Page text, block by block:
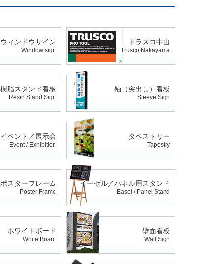
ウィンドウサイン
Window sign
トラスコ中山
Trusco Nakayama
樹脂スタンド看板
Resin Stand Sign
袖（突出し）看板
Sleeve Sign
イベント／展示会
Event / Exhibition
タペストリー
Tapestry
ポスターフレーム
Poster Frame
イーゼル／パネル用スタンド
Easel / Panel Stand
ホワイトボード
White Board
壁面看板
Wall Sign